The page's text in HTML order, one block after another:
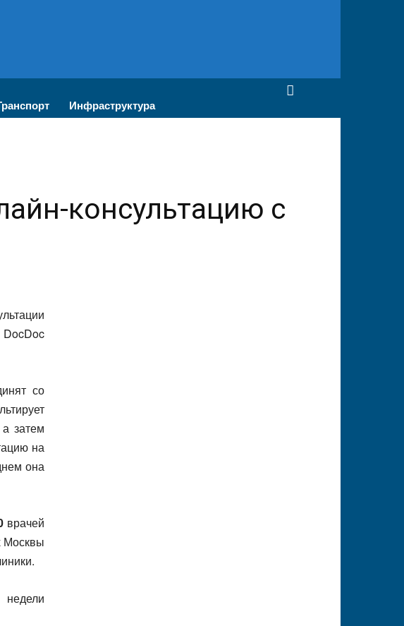
Инфраструктура
консультацию с
со
затем
на
она
врачей
Москвы
недели